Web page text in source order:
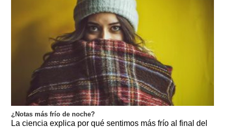
¿Notas más frío de noche?
La ciencia explica por qué sentimos más frío al final del